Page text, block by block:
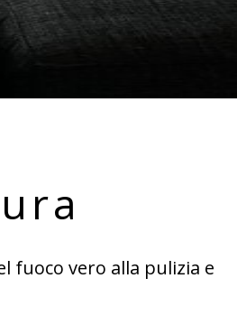
fuoco vero alla pulizia e